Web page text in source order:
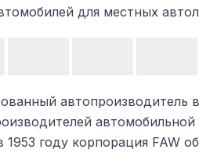
для местных
автопроизводитель
году корпорация FAW